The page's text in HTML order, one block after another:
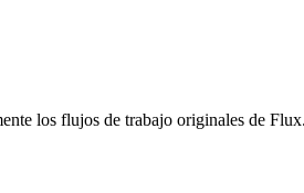
los flujos de trabajo originales de